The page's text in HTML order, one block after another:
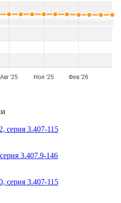
Авг '25 Ноя '25 Фев '26
серия 3.407-115
3.407.9-146
серия 3.407-115